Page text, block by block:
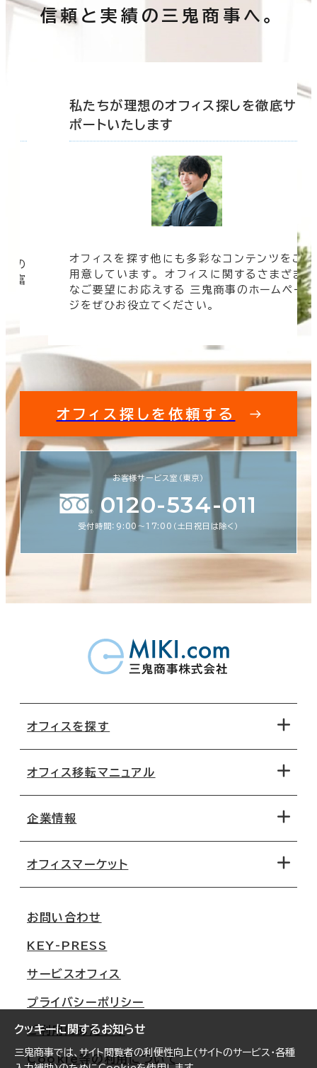
クッキーに関するお知らせ
三鬼商事では、サイト閲覧者の利便性向上(サイトのサービス・各種
信頼と実績の三鬼商事へ。
の
豊富
私たちが理想のオフィス探しを徹底サ
ポートいたします
オフィスを探す他にも多彩なコンテンツをご
用意しています。 オフィスに関するさまざま
なご要望にお応えする 三鬼商事のホームペー
ジをぜひお役立てください。
オフィス探しを依頼する
お客様サービス室（東京）
0120-534-011
受付時間：9:00〜17:00（土日祝日は除く）
オフィスを探す
地図から探す
路線・駅から探す
オフィス移転マニュアル
移転コストシミュレーション
移転スケジュール
オフィス移転Q&A
企業情報
オフィスマーケット
大阪
名古屋
札幌
仙台
横浜
お問い合わせ
KEY-PRESS
サービスオフィス
プライバシーポリシー
ご利用にあたって
Cookie等の利用について